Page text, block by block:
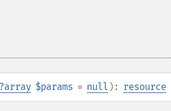
?array $params = null ): resource